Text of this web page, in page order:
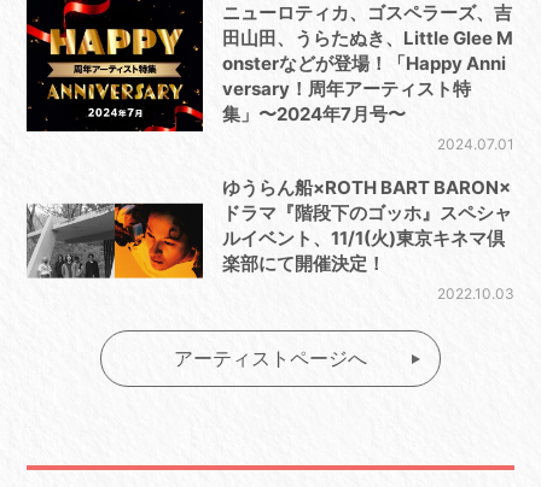
ニューロティカ、ゴスペラーズ、吉
田山田、うらたぬき、Little Glee M
onsterなどが登場！「Happy Anni
versary！周年アーティスト特
集」〜2024年7月号〜
2024.07.01
ゆうらん船×ROTH BART BARON×
ドラマ『階段下のゴッホ』スペシャ
ルイベント、11/1(火)東京キネマ倶
楽部にて開催決定！
2022.10.03
アーティストページへ